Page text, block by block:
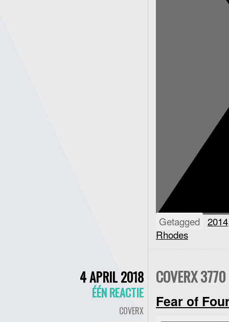
Getagged 2014
Rhodes
4 APRIL 2018
ÉÉN REACTIE
COVERX
COVERX
Fear of